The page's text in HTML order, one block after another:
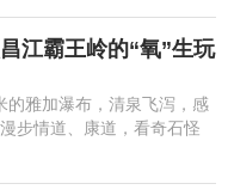
江霸王岭的“氧”生玩
的雅加瀑布，清泉飞泻，感
步情道、康道，看奇石怪